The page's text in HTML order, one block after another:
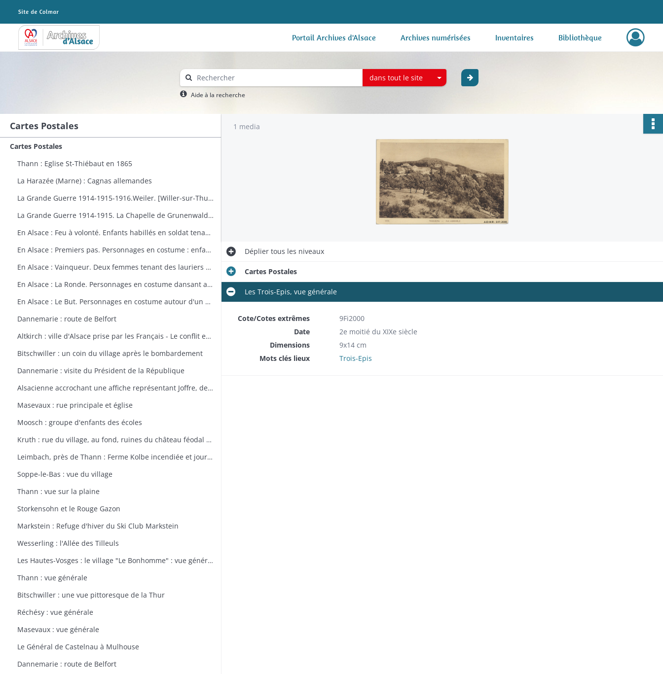
Archives Alsace - Colmar Portail Archives d'Alsace Archives numérisées Inventaires Bibliothèque
dans tout le site
Aide à la recherche
Cartes Postales
Cartes Postales
Thann : Eglise St-Thiébaut en 1865
La Harazée (Marne) : Cagnas allemandes
La Grande Guerre 1914-1915-1916.Weiler. [Willer-sur-Thur] : vue générale
La Grande Guerre 1914-1915. La Chapelle de Grunenwald près de Uderdersept habillés en soldat tenant un fusil. Dessin par Delalain.
En Alsace : Feu à volonté. Enfants habillés en soldat tenant un fusil. Dessin par Delalain.
En Alsace : Premiers pas. Personnages en costume : enfant allant vers le drapeau français. Dessin par Delalain.
En Alsace : Vainqueur. Deux femmes tenant des lauriers et un homme en costume. Dessin par Delalain.
En Alsace : La Ronde. Personnages en costume dansant autour du drapeau français. Dessin par Delalain.
En Alsace : Le But. Personnages en costume autour d'un drapeau français. Dessin par Delalain
Dannemarie : route de Belfort
Altkirch : ville d'Alsace prise par les Français - Le conflit européen en 1914
Bitschwiller : un coin du village après le bombardement
Dannemarie : visite du Président de la République
Alsacienne accrochant une affiche représentant Joffre, dessin de Th. CROY
Masevaux : rue principale et église
Moosch : groupe d'enfants des écoles
Kruth : rue du village, au fond, ruines du château féodal de Wildenstein
Leimbach, près de Thann : Ferme Kolbe incendiée et journellement bombardée avec les dépendances en ruines
Soppe-le-Bas : vue du village
Thann : vue sur la plaine
Storkensohn et le Rouge Gazon
Markstein : Refuge d'hiver du Ski Club Markstein
Wesserling : l'Allée des Tilleuls
Les Hautes-Vosges : le village "Le Bonhomme" : vue générale
Thann : vue générale
Bitschwiller : une vue pittoresque de la Thur
Réchésy : vue générale
Masevaux : vue générale
Le Général de Castelnau à Mulhouse
Dannemarie : route de Belfort
1 media
Dépliertous les niveaux
Cartes Postales
Les Trois-Epis, vue générale
Cote/Cotes extrêmes
9Fi2000
Date
2e moitié du XIXe siècle
Dimensions
9x14 cm
Mots clés lieux
Trois-Epis